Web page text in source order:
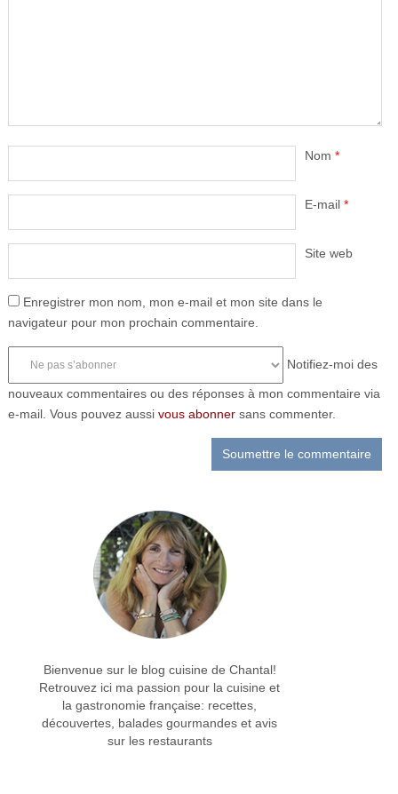
Nom *
E-mail *
Site web
Enregistrer mon nom, mon e-mail et mon site dans le
navigateur pour mon prochain commentaire.
Notifiez-moi des
nouveaux commentaires ou des réponses à mon commentaire via
e-mail. Vous pouvez aussi vous abonnersans commenter.
Bienvenue sur le blog cuisine de Chantal!
Retrouvez ici ma passion pour la cuisine et
la gastronomie française: recettes,
découvertes, balades gourmandes et avis
sur les restaurants